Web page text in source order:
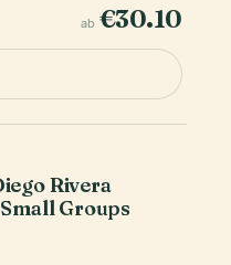
ab €30.10
Rivera
Groups